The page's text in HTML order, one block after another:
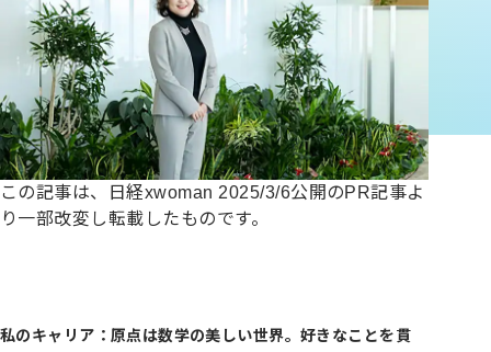
この記事は、日経xwoman 2025/3/6公開のPR記事よ
り一部改変し転載したものです。
私のキャリア：原点は数学の美しい世界。好きなことを貫